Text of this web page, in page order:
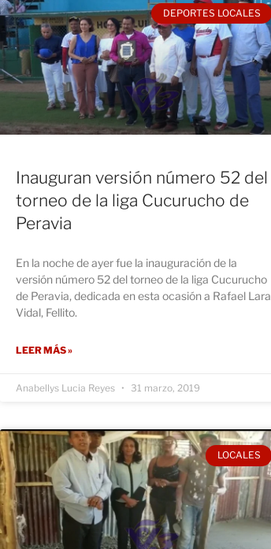
DEPORTES LOCALES
Inauguran versión número 52 del
torneo de la liga Cucurucho de
Peravia
En la noche de ayer fue la inauguración de la
versión número 52 del torneo de la liga Cucurucho
de Peravia, dedicada en esta ocasión a Rafael Lara
Vidal, Fellito.
LEER MÁS »
Anabellys Lucia Reyes 31 marzo, 2019
LOCALES